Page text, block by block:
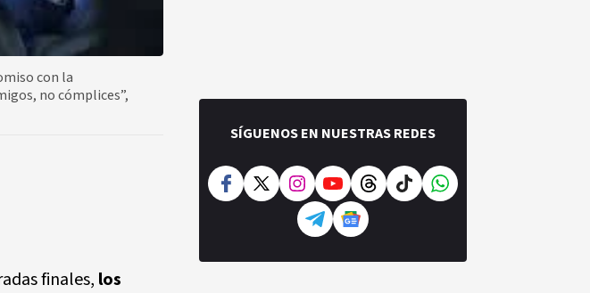
con la
no cómplices”,
finales, los
SÍGUENOS EN NUESTRAS REDES